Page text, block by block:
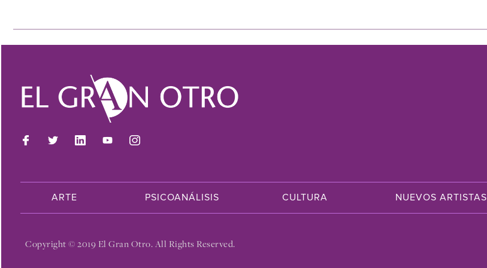
ARTE PSICOANÁLISIS CULTURA NUEVOS ARTISTAS
Copyright © 2019 El Gran Otro. All Rights Reserved.